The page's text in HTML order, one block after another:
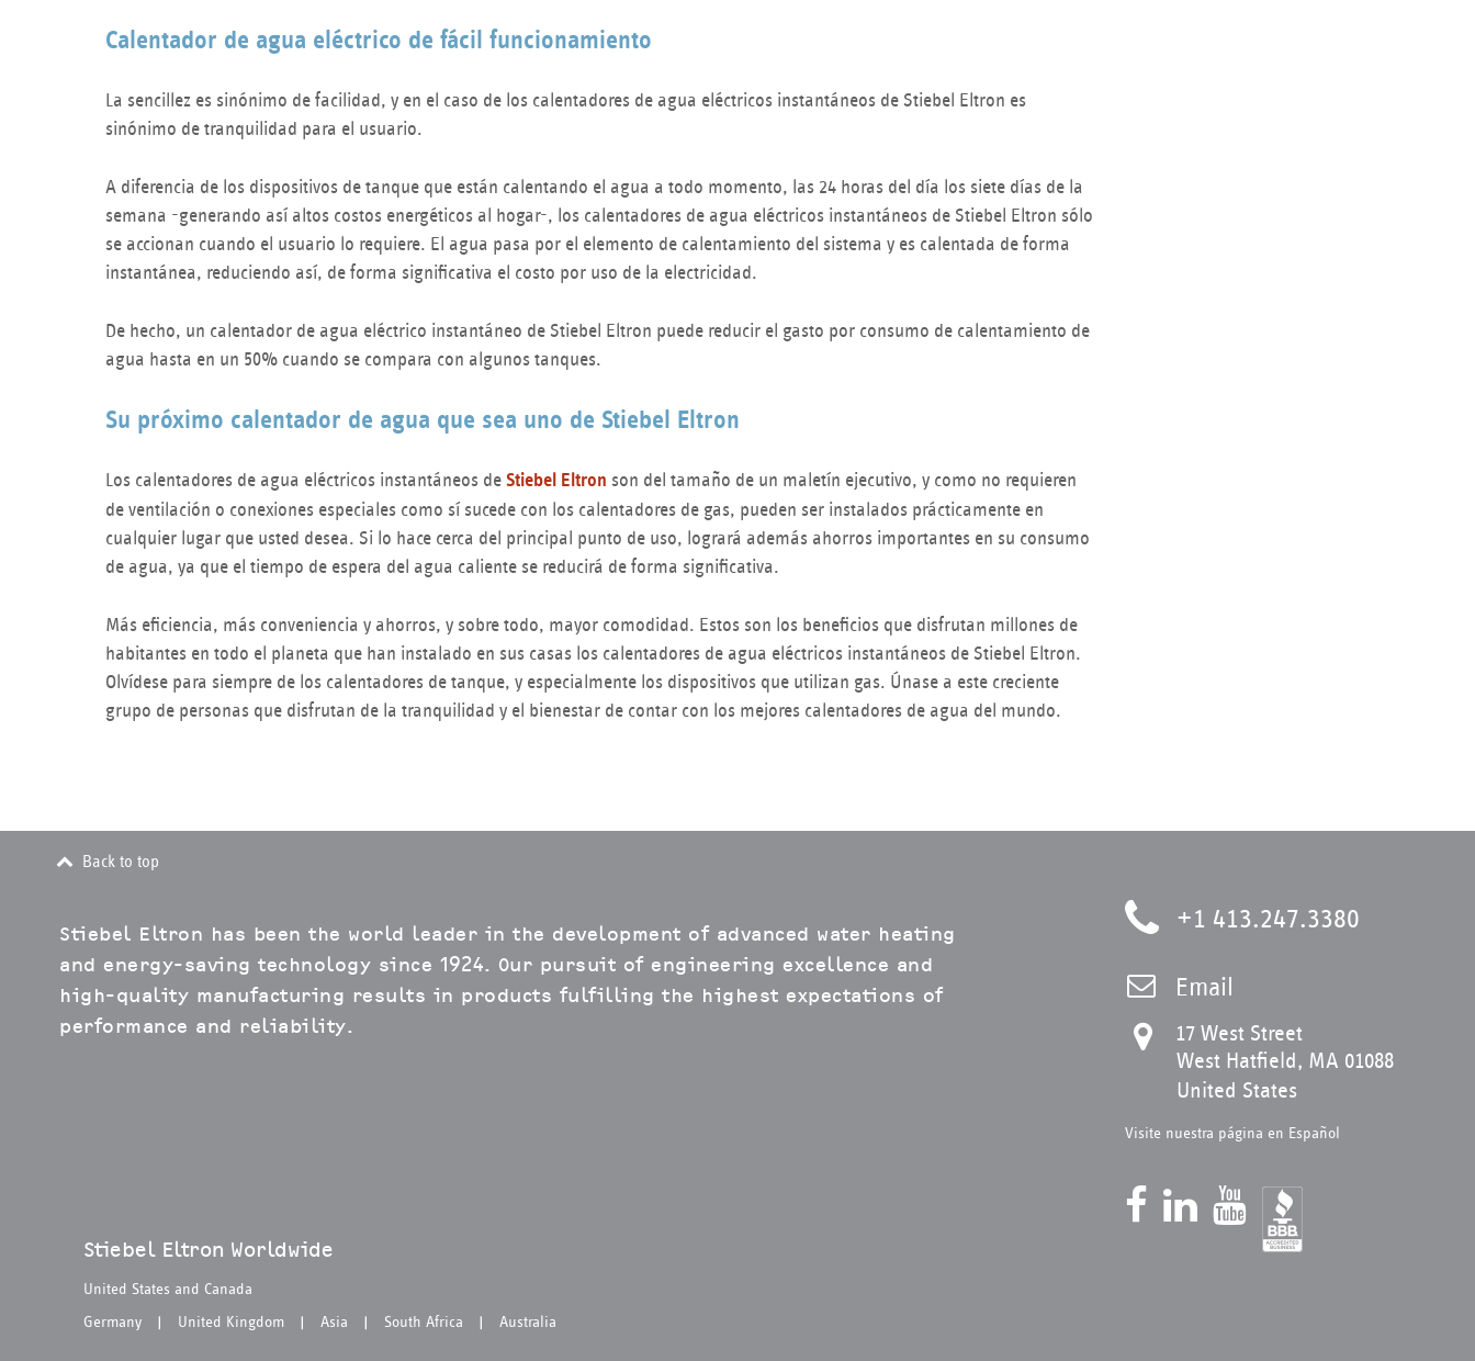
Calentador de agua eléctrico de fácil funcionamiento
La sencillez es sinónimo de facilidad, y en el caso de los calentadores de agua eléctricos instantáneos de Stiebel Eltron es
sinónimo de tranquilidad para el usuario.
A diferencia de los dispositivos de tanque que están calentando el agua a todo momento, las 24 horas del día los siete días de la
semana -generando así altos costos energéticos al hogar-, los calentadores de agua eléctricos instantáneos de Stiebel Eltron sólo
se accionan cuando el usuario lo requiere. El agua pasa por el elemento de calentamiento del sistema y es calentada de forma
instantánea, reduciendo así, de forma significativa el costo por uso de la electricidad.
De hecho, un calentador de agua eléctrico instantáneo de Stiebel Eltron puede reducir el gasto por consumo de calentamiento de
agua hasta en un 50% cuando se compara con algunos tanques.
Su próximo calentador de agua que sea uno de Stiebel Eltron
Los calentadores de agua eléctricos instantáneos de Stiebel Eltron son del tamaño de un maletín ejecutivo, y como no requieren
de ventilación o conexiones especiales como sí sucede con los calentadores de gas, pueden ser instalados prácticamente en
cualquier lugar que usted desea. Si lo hace cerca del principal punto de uso, logrará además ahorros importantes en su consumo
de agua, ya que el tiempo de espera del agua caliente se reducirá de forma significativa.
Más eficiencia, más conveniencia y ahorros, y sobre todo, mayor comodidad. Estos son los beneficios que disfrutan millones de
habitantes en todo el planeta que han instalado en sus casas los calentadores de agua eléctricos instantáneos de Stiebel Eltron.
Olvídese para siempre de los calentadores de tanque, y especialmente los dispositivos que utilizan gas. Únase a este creciente
grupo de personas que disfrutan de la tranquilidad y el bienestar de contar con los mejores calentadores de agua del mundo.
Back to top
+1 413.247.3380
Email
17 West Street
West Hatfield, MA 01088
United States
Visite nuestra página en Español
Stiebel Eltron has been the world leader in the development of advanced water heating
and energy-saving technology since 1924. Our pursuit of engineering excellence and
high-quality manufacturing results in products fulfilling the highest expectations of
performance and reliability.
Stiebel Eltron Worldwide
United States and Canada
Germany
United Kingdom Asia South Africa Australia